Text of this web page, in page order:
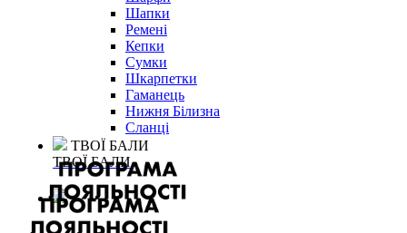
Шапки
Ремені
Кепки
Сумки
Шкарпетки
Гаманець
Нижня Білизна
Сланці
ТВОЇ БАЛИ
ТВОЇ БАЛИ